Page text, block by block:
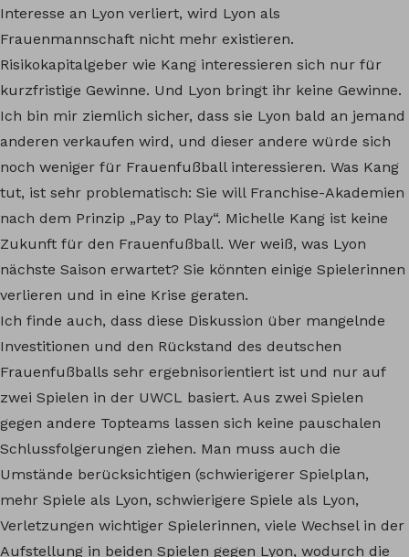
Interesse an Lyon verliert, wird Lyon als
Frauenmannschaft nicht mehr existieren.
Risikokapitalgeber wie Kang interessieren sich nur für
kurzfristige Gewinne. Und Lyon bringt ihr keine Gewinne.
Ich bin mir ziemlich sicher, dass sie Lyon bald an jemand
anderen verkaufen wird, und dieser andere würde sich
noch weniger für Frauenfußball interessieren. Was Kang
tut, ist sehr problematisch: Sie will Franchise-Akademien
nach dem Prinzip „Pay to Play“. Michelle Kang ist keine
Zukunft für den Frauenfußball. Wer weiß, was Lyon
nächste Saison erwartet? Sie könnten einige Spielerinnen
verlieren und in eine Krise geraten.
Ich finde auch, dass diese Diskussion über mangelnde
Investitionen und den Rückstand des deutschen
Frauenfußballs sehr ergebnisorientiert ist und nur auf
zwei Spielen in der UWCL basiert. Aus zwei Spielen
gegen andere Topteams lassen sich keine pauschalen
Schlussfolgerungen ziehen. Man muss auch die
Umstände berücksichtigen (schwierigerer Spielplan,
mehr Spiele als Lyon, schwierigere Spiele als Lyon,
Verletzungen wichtiger Spielerinnen, viele Wechsel in der
Aufstellung in beiden Spielen gegen Lyon, wodurch die